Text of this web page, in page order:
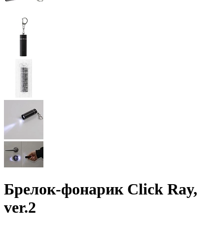
Брелок-фонарик Click Ray,
ver.2